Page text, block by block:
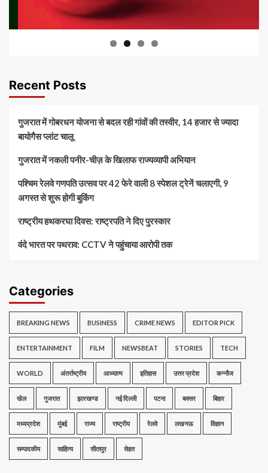
Recent Posts
गुजरात में गोबरधन योजना से बदल रही गांवों की तस्वीर, 14 हजार से ज्यादा
बायोगैस प्लांट चालू
गुजरात में नकली पनीर-चीज़ के खिलाफ राज्यव्यापी अभियान
पश्चिम रेलवे गणपति उत्सव पर 42 फेरे वाली 8 स्पेशल ट्रेनें चलाएगी, 9
अगस्त से शुरू होगी बुकिंग
राष्ट्रीय हथकरघा दिवस: राष्ट्रपति ने दिए पुरस्कार
वंदे भारत पर पथराव: CCTV ने पहुंचाया आरोपी तक
Categories
BREAKING NEWS BUSINESS CRIME NEWS EDITOR PICK
ENTERTAINMENT FILM NEWSBEAT STORIES TECH
WORLD अंतर्राष्ट्रीय आध्यात्म इतिहास उत्तर प्रदेश कन्नौज
खेल गुजरात झारखण्ड नई दिल्ली पटना बक्सर बिहार
मध्यप्रदेश मुंबई राज्य राष्ट्रीय रेलवे लखनऊ विज्ञान
सम्पादकीय साहित्य सीतापुर सेहत